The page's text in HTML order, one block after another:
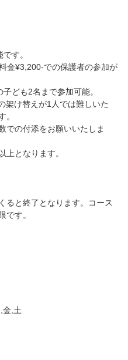
す。
金¥3,200-での保護者の参加が
ども2名まで参加可能。
け替えが1人では難しいた
。
の付添をお願いいたしま
となります。
と終了となります。コース
です。
金,土